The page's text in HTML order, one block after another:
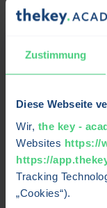
Zustimmung
Diese Webseite
Wir, the key -
Websites https://
https://
Tracking
„Cookies“).
✓ ✓ Kostenlos
✓